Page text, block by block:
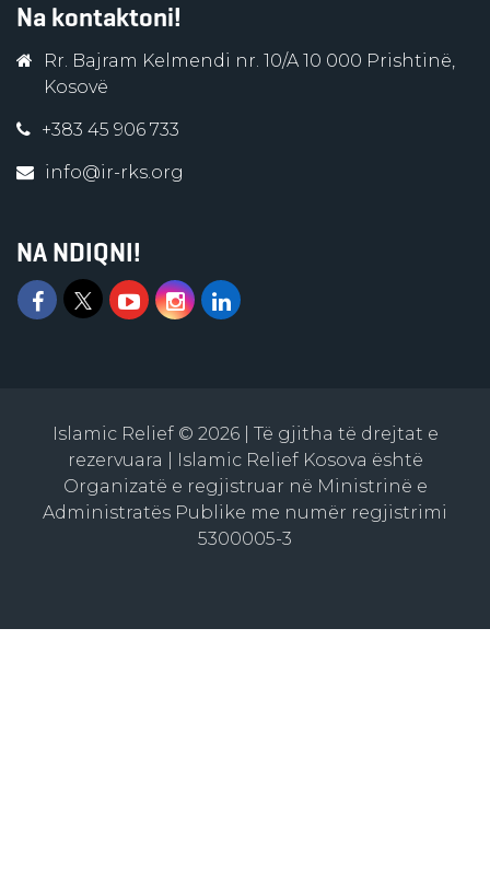
Na kontaktoni!
Rr. Bajram Kelmendi nr. 10/A 10 000 Prishtinë,
Kosovë
+383 45 906 733
info@ir-rks.org
NA NDIQNI!
Islamic Relief © 2026 | Të gjitha të drejtat e
rezervuara | Islamic Relief Kosova është
Organizatë e regjistruar në Ministrinë e
Administratës Publike me numër regjistrimi
5300005-3